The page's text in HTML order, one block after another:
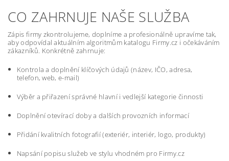
CO ZAHRNUJE NAŠE SLUŽBA
Zápis firmy zkontrolujeme, doplníme a profesionálně upravíme tak,
aby odpovídal aktuálním algoritmům katalogu Firmy.cz i očekáváním
zákazníků. Konkrétně zahrnuje:
Kontrola a doplnění klíčových údajů (název, IČO, adresa,
telefon, web, e-mail)
Výběr a přiřazení správné hlavní i vedlejší kategorie činnosti
Doplnění otevírací doby a dalších provozních informací
Přidání kvalitních fotografií (exteriér, interiér, logo, produkty)
Napsání popisu služeb ve stylu vhodném pro Firmy.cz